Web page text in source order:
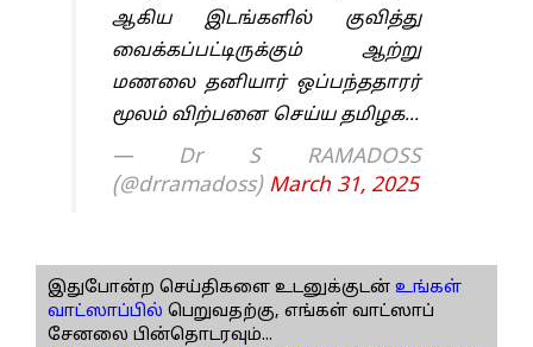
ஆகிய இடங்களில் குவித்து
வைக்கப்பட்டிருக்கும் ஆற்று
மணலை தனியார் ஒப்பந்ததாரர்
மூலம் விற்பனை செய்ய தமிழக…
— Dr S RAMADOSS
(@drramadoss) March 31, 2025
இதுபோன்ற செய்திகளை உடனுக்குடன் உங்கள்
வாட்ஸாப்பில் பெறுவதற்கு, எங்கள் வாட்ஸாப்
சேனலை பின்தொடரவும்...